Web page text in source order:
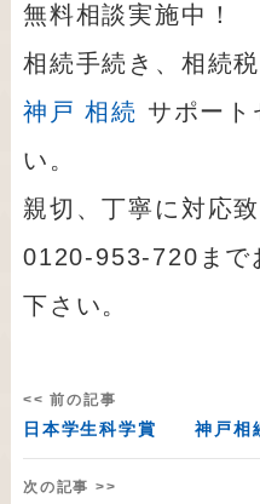
無料相談実施中！
相続手続き、相続
神戸 相続 サポート
い。
親切、丁寧に対応致
0120-953-720まで
下さい。
<< 前の記事
日本学生科学賞 神戸相
次の記事 >>